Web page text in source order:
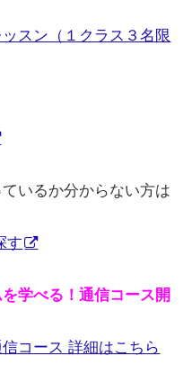
スン（１クラス３名限
いるか分からない方は
す
学べる！通信コース開
コース 詳細はこちら